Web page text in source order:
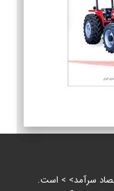
سرآمد> > است.